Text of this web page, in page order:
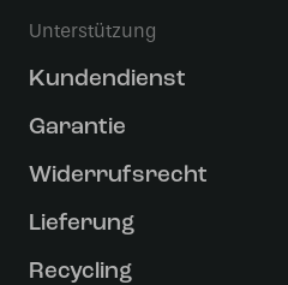
Unterstützung
Kundendienst
Garantie
Widerrufsrecht
Lieferung
Recycling